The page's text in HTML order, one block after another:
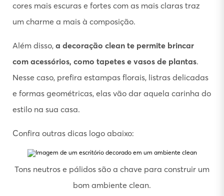
cores mais escuras e fortes com as mais claras traz
um charme a mais à composição.
Além disso, a decoração clean te permite brincar
com acessórios, como tapetes e vasos de plantas.
Nesse caso, prefira estampas florais, listras delicadas
e formas geométricas, elas vão dar aquela carinha do
estilo na sua casa.
Confira outras dicas logo abaixo:
Tons neutros e pálidos são a chave para construir um
bom ambiente clean.